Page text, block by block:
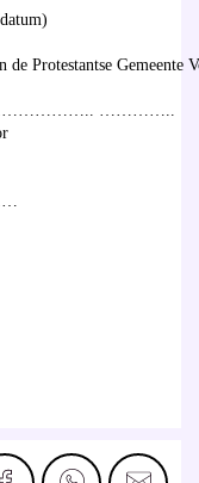
Protestantse Gemeente
…………..